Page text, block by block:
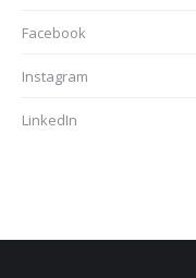
Facebook
Instagram
LinkedIn